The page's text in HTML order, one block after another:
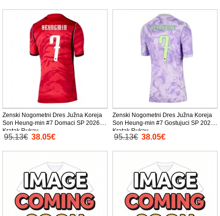
Zenski Nogometni Dres Južna Koreja
Son Heung-min #7 Domaci SP 2026
Kratak Rukav
95.13€ 38.05€
Zenski Nogometni Dres Južna Koreja
Son Heung-min #7 Gostujuci SP 2026
Kratak Rukav
95.13€ 38.05€